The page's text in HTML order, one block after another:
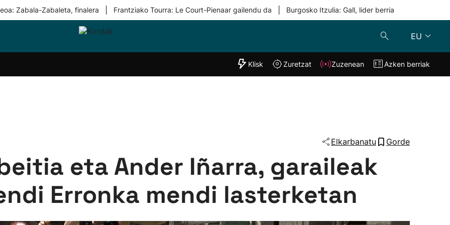
Zabala-Zabaleta, finalera Frantziako Tourra: Le Court-Pienaar gailendu da Burgosko Itzulia: Gall, lider berria
EU
Taldeak
"Helmuga"
Klisk Zuzenean
Klisk Zuretzat Zuzenean Azken berriak
Elkarbanatu Gorde
eta Ander Iñarra, garaileak
Erronka mendi lasterketan